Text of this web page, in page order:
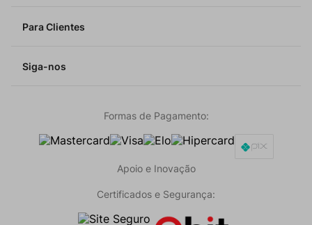
Para Clientes
Siga-nos
Formas de Pagamento:
Apoio e Inovação
Certificados e Segurança: